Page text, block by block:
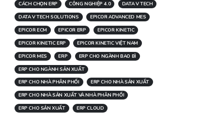
CÁCH CHỌN ERP
CÔNG NGHIỆP 4.0
DATA V TECH
DATA V TECH SOLUTIONS
EPICOR ADVANCED MES
EPICOR ECM
EPICOR ERP
EPICOR KINETIC
EPICOR KINETIC ERP
EPICOR KINETIC VIỆT NAM
EPICOR MES
ERP
ERP CHO NGÀNH BAO BÌ
ERP CHO NGÀNH SẢN XUẤT
ERP CHO NHÀ PHÂN PHỐI
ERP CHO NHÀ SẢN XUẤT
ERP CHO NHÀ SẢN XUẤT VÀ NHÀ PHÂN PHỐI
ERP CHO SẢN XUẤT
ERP CLOUD